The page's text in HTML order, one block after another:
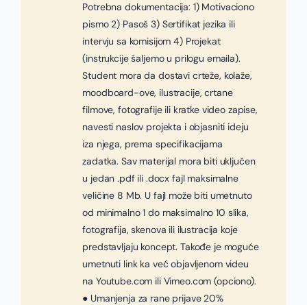
Potrebna dokumentacija: 1) Motivaciono
pismo 2) Pasoš 3) Sertifikat jezika ili
intervju sa komisijom 4) Projekat
(instrukcije šaljemo u prilogu emaila).
Student mora da dostavi crteže, kolaže,
moodboard-ove, ilustracije, crtane
filmove, fotografije ili kratke video zapise,
navesti naslov projekta i objasniti ideju
iza njega, prema specifikacijama
zadatka. Sav materijal mora biti uključen
u jedan .pdf ili .docx fajl maksimalne
veličine 8 Mb. U fajl može biti umetnuto
od minimalno 1 do maksimalno 10 slika,
fotografija, skenova ili ilustracija koje
predstavljaju koncept. Takođe je moguće
umetnuti link ka već objavljenom videu
na Youtube.com ili Vimeo.com (opciono).
● Umanjenja za rane prijave 20%